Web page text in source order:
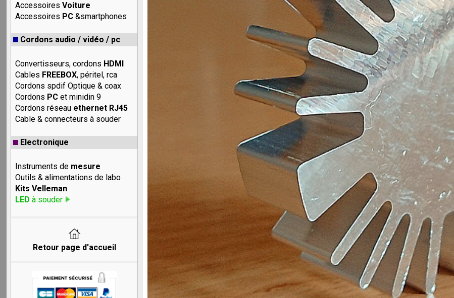
AccessoiresVoiture
Accessoires PC &smartphones
Cordons audio / vidéo / pc
Convertisseurs, cordons HDMI
Cables FREEBOX, péritel, rca
Cordons spdif Optique & coax
Cordons PC et minidin 9
Cordons réseau ethernet RJ45
Cable & connecteurs à souder
Electronique
Instruments de mesure
Outils & alimentations de labo
Kits Velleman
LED à souder
Retour page d'accueil